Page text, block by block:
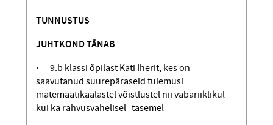
TUNNUSTUS
JUHTKOND TÄNAB
· 9.b klassi õpilast Kati Iherit, kes on
saavutanud suurepäraseid tulemusi
matemaatikaalastel võistlustel nii vabariiklikul
kui ka rahvusvahelisel tasemel